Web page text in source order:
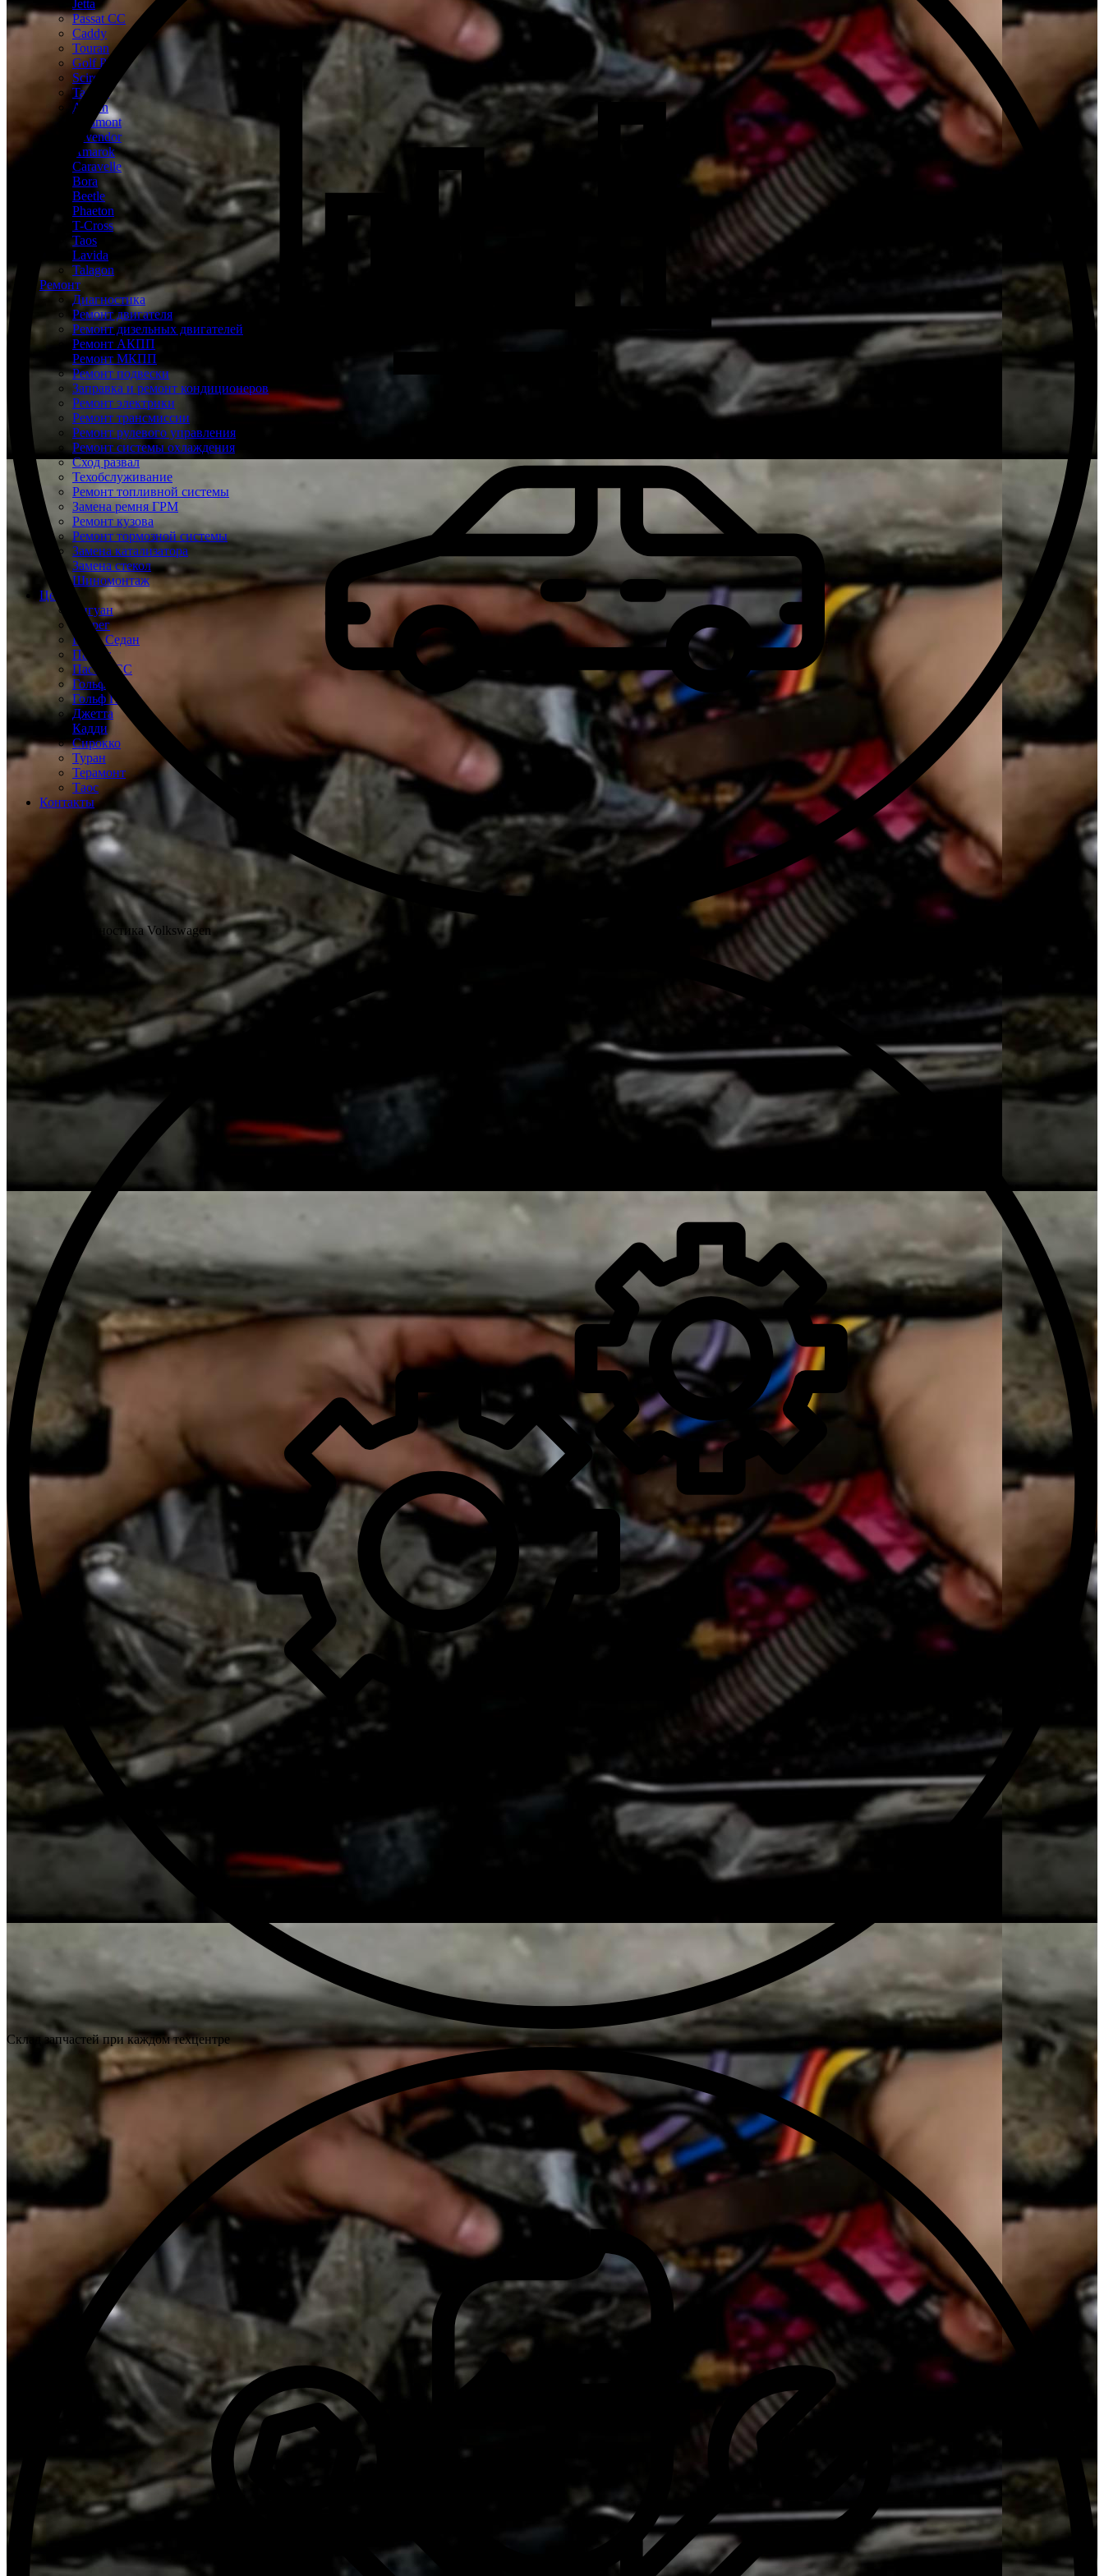
Jetta
Passat CC
Caddy
Touran
Golf Plus
Scirocco
Tayron
Arteon
Teramont
Tavendor
Amarok
Caravelle
Bora
Beetle
Phaeton
T-Cross
Taos
Lavida
Talagon
Ремонт
Диагностика
Ремонт двигателя
Ремонт дизельных двигателей
Ремонт АКПП
Ремонт МКПП
Ремонт подвески
Заправка и ремонт кондиционеров
Ремонт электрики
Ремонт трансмиссии
Ремонт рулевого управления
Ремонт системы охлаждения
Сход развал
Техобслуживание
Ремонт топливной системы
Замена ремня ГРМ
Ремонт кузова
Ремонт тормозной системы
Замена катализатора
Замена стекол
Шиномонтаж
Цены
Тигуан
Туарег
Поло Седан
Пассат
Пассат СС
Гольф
Гольф Плюс
Джетта
Кадди
Сирокко
Туран
Терамонт
Таос
Контакты
Бесплатная диагностика Volkswagen
Склад запчастей при каждом техцентре